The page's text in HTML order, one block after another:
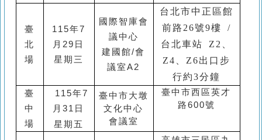
臺
北
場
115年7
月29 日
星期三
國際智庫會
議中心
建國館/會
議室A2
台北市中正區館
前路 26號9樓
/
台北車站
Z2
Z4
Z6出口步
行約3分鐘
臺
中
場
115年7
月31 日
星期五
臺中市大墩
文化中心
會議室
臺中市西區英才
路600號